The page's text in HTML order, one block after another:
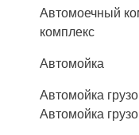
Автомоечный
комплекс
Автомойка
Автомойка
Автомойка